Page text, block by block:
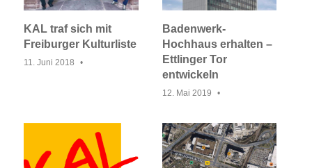
KAL traf sich mit
Freiburger Kulturliste
11. Juni 2018
Badenwerk-
Hochhaus erhalten –
Ettlinger Tor
entwickeln
12. Mai 2019